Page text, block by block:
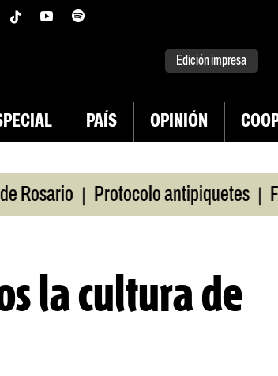
facebooktwitterinstagram
Edición impresa
PAÍS OPINIÓN
| Protocolo antipiquetes | FATE
la cultura de